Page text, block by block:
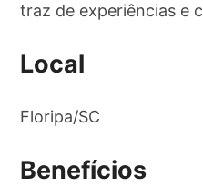
traz de experiências e
Local
Floripa/SC
Benefícios